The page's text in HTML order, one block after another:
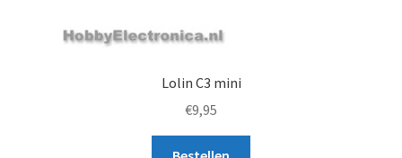
Lolin C3 mini
€9,95